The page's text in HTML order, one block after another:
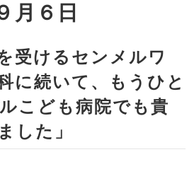
月６日
受けるセンメルワ
に続いて、もうひと
こども病院でも貴
した」